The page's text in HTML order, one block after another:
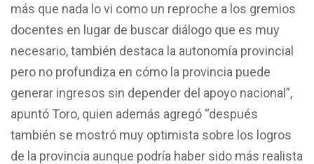
más que nada lo vi como un reproche a los gremios
docentes en lugar de buscar diálogo que es muy
necesario, también destaca la autonomía provincial
pero no profundiza en cómo la provincia puede
generar ingresos sin depender del apoyo nacional”,
apuntó Toro, quien además agregó “después
también se mostró muy optimista sobre los logros
de la provincia aunque podría haber sido más realista